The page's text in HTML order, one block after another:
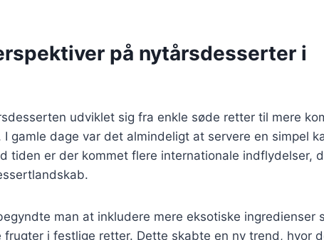
på nytårsdesserter i
udviklet sig fra enkle søde retter til mere
gamle dage var det almindeligt at servere en simpel
tiden er der kommet flere internationale indflydelser,
man at inkludere mere eksotiske ingredienser
frugter i festlige retter. Dette skabte en ny trend, hvor